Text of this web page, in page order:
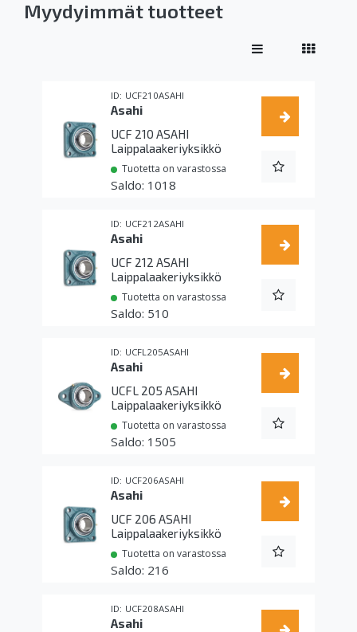
Myydyimmät tuotteet
UCF210ASAHI
Asahi
UCF 210 ASAHI
Laippalaakeriyksikkö
Tuotetta on varastossa
1018
UCF212ASAHI
Asahi
UCF 212 ASAHI
Laippalaakeriyksikkö
Tuotetta on varastossa
510
UCFL205ASAHI
Asahi
UCFL 205 ASAHI
Laippalaakeriyksikkö
Tuotetta on varastossa
1505
UCF206ASAHI
Asahi
UCF 206 ASAHI
Laippalaakeriyksikkö
Tuotetta on varastossa
216
UCF208ASAHI
Asahi